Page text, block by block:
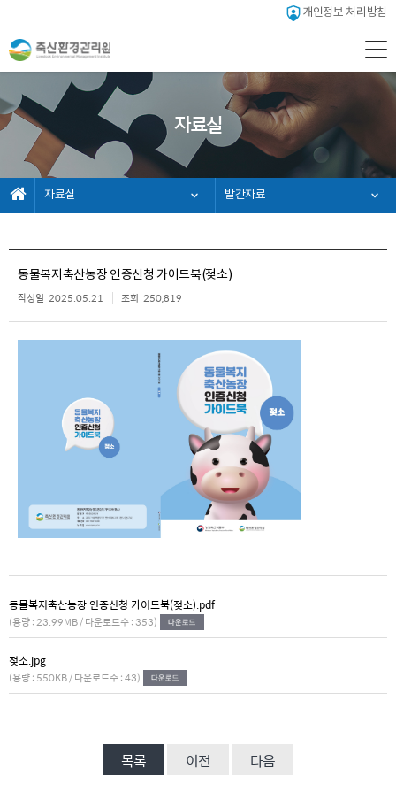
개인정보 처리방침
자료실
자료실 발간자료
동물복지축산농장 인증신청 가이드북(젖소)
작성일 2025.05.21 조회 250,819
동물복지축산농장 인증신청 가이드북(젖소).pdf
(용량 : 23.99MB / 다운로드수 : 353)
젖소.jpg
(용량 : 550KB / 다운로드수 : 43)
목록 이전 다음